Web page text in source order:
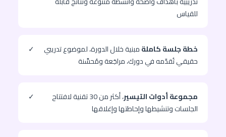
للقياس
✓ خطة جلسة كاملةمبنية خلال الدورة، لموضوع تدريبي
حقيقي تُقدّمه في دورك، مراجَعة ومُحسَّنة
✓ مجموعة أدوات التيسير
، أكثر من 30 تقنية لافتتاح
الجلسات وتنشيطها وإحاطتها وإغلاقها